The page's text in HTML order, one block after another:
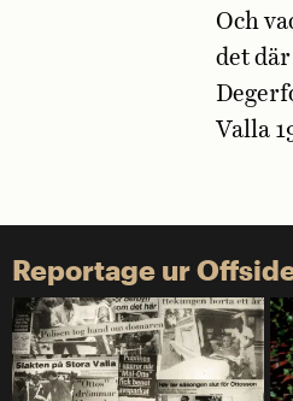
Och
det
Valla
Reportage ur